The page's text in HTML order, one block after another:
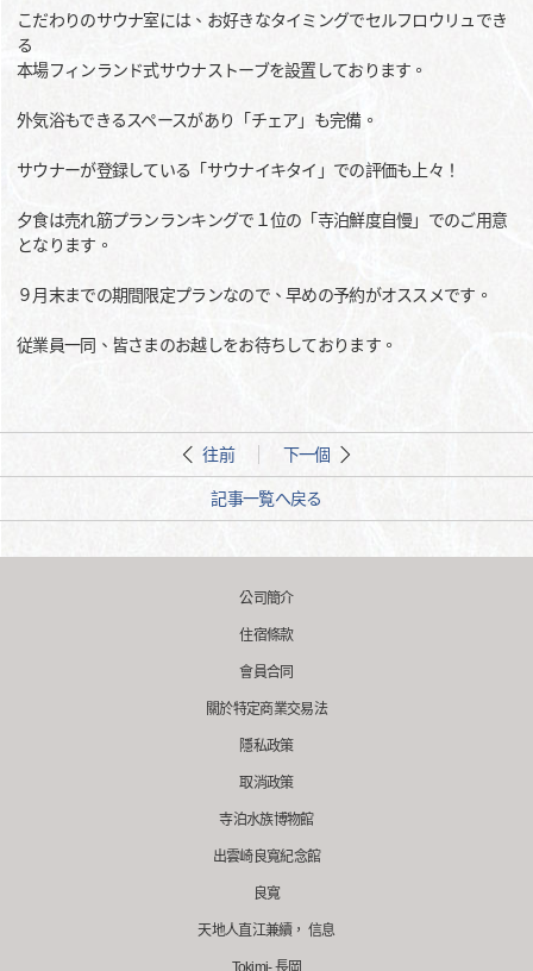
こだわりのサウナ室には、お好きなタイミングでセルフロウリュでき
る
本場フィンランド式サウナストーブを設置しております。
外気浴もできるスペースがあり「チェア」も完備。
サウナーが登録している「サウナイキタイ」での評価も上々！
夕食は売れ筋プランランキングで１位の「寺泊鮮度自慢」でのご用意
となります。
９月末までの期間限定プランなので、早めの予約がオススメです。
従業員一同、皆さまのお越しをお待ちしております。
往前 下一個
記事一覧へ戻る
公司簡介
住宿條款
會員合同
關於特定商業交易法
隱私政策
取消政策
寺泊水族博物館
出雲崎良寬紀念館
良寬
天地人直江兼續， 信息
Tokimi- 長岡